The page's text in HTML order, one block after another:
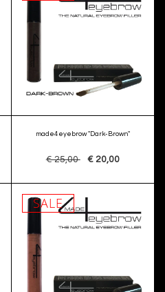
made4eyebrow "Dark-Brown"
€ 25,00 € 20,00
SALE